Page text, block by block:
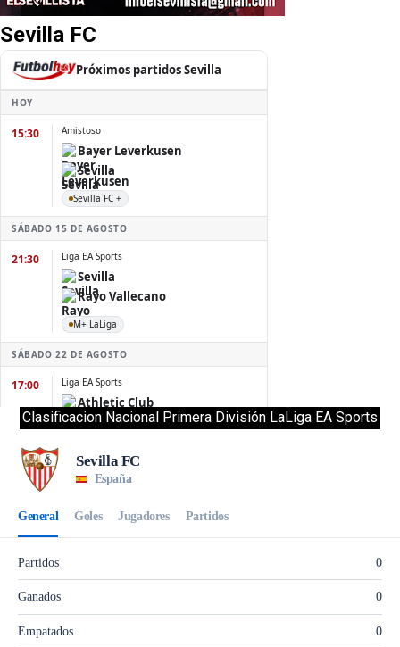
Sevilla FC
Clasificacion Nacional Primera División LaLiga EA Sports